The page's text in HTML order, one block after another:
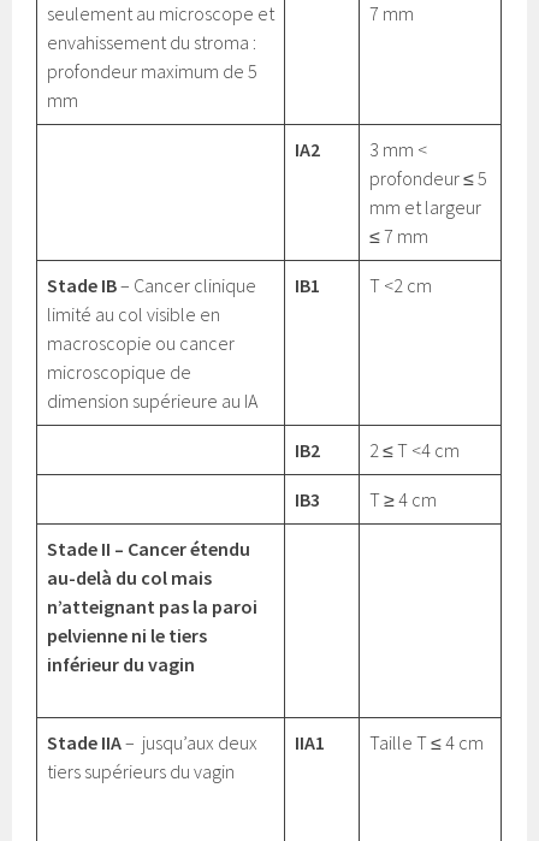
seulement au microscope et
envahissement du stroma :
profondeur maximum de 5
mm
7 mm
IA2
3 mm <
profondeur ≤ 5
mm et largeur
≤ 7 mm
Stade IB– Cancer clinique
limité au col visible en
macroscopie ou cancer
microscopique de
dimension supérieure au IA
IB1 T <2 cm
IB2 2 ≤ T <4 cm
IB3 T ≥ 4 cm
Stade II – Cancer étendu
au-delà du col mais
n’atteignant pas la paroi
pelvienne ni le tiers
inférieur du vagin
Stade IIA– jusqu’aux deux
tiers supérieurs du vagin
IIA1 Taille T ≤ 4 cm